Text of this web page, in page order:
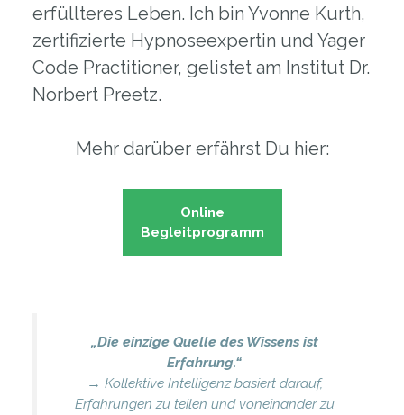
erfüllteres Leben. Ich bin Yvonne Kurth,
zertifizierte Hypnoseexpertin und Yager
Code Practitioner, gelistet am Institut Dr.
Norbert Preetz.
Mehr darüber erfährst Du hier:
Online
Begleitprogramm
„Die einzige Quelle des Wissens ist
Erfahrung.“
→ Kollektive Intelligenz basiert darauf,
Erfahrungen zu teilen und voneinander zu